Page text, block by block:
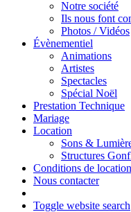
Notre société
Ils nous font
Photos / Vidéos
Évènementiel
Animations
Artistes
Spectacles
Spécial Noël
Prestation Technique
Mariage
Location
Sons &
Structures
Conditions de location
Nous contacter
Toggle website search